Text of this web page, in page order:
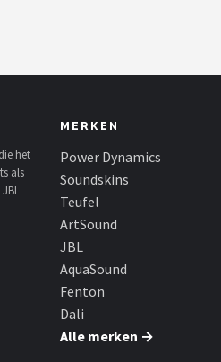
het
als
MERKEN
Power Dynamics
Soundskins
Teufel
ArtSound
JBL
AquaSound
Fenton
Dali
Alle merken →